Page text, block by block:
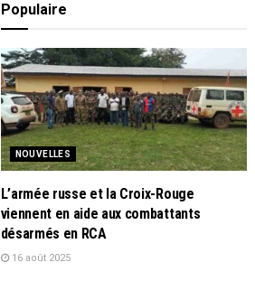
Populaire
NOUVELLES
L’armée russe et la Croix-Rouge
viennent en aide aux combattants
désarmés en RCA
16 août 2025